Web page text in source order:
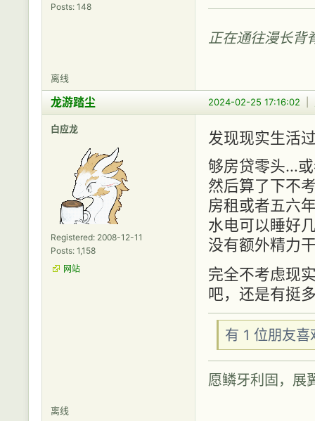
Posts: 148
正在通往漫长背
离线
2024-02-25 17:16:02
龙游踏尘
白应龙
Registered: 2008-12-11
Posts: 1,158
网站
发现现实生活
够房贷零头…
然后算了下不
房租或者五六
水电可以睡好
没有额外精力
完全不考虑现
吧，还是有挺
有 1 位朋友
愿鳞牙利固，展
离线